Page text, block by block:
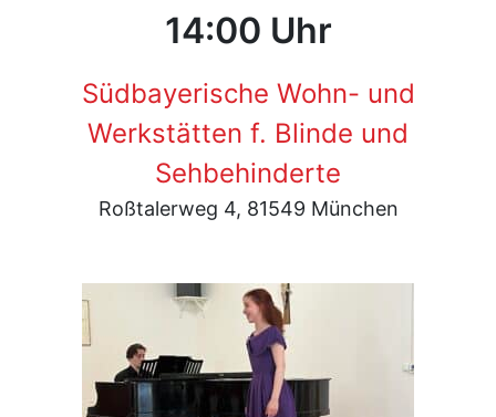
14:00 Uhr
Südbayerische Wohn- und
Werkstätten f. Blinde und
Sehbehinderte
Roßtalerweg 4, 81549 München